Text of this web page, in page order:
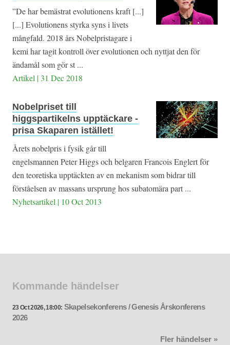
”De har bemästrat evolutionens kraft [...]
[...] Evolutionens styrka syns i livets
mångfald. 2018 års Nobelpristagare i
kemi har tagit kontroll över evolutionen och nyttjat den för
ändamål som gör st ...
Artikel | 31 Dec 2018
Nobelpriset till
higgspartikelns upptäckare -
prisa Skaparen istället!
Årets nobelpris i fysik går till
engelsmannen Peter Higgs och belgaren Francois Englert för
den teoretiska upptäckten av en mekanism som bidrar till
förståelsen av massans ursprung hos subatomära part ...
Nyhetsartikel | 10 Oct 2013
Kommande händelser
23 Oct 2026, 18:00: Skapelsekonferens / Genesis Årskonferens
2026
Fler händelser »